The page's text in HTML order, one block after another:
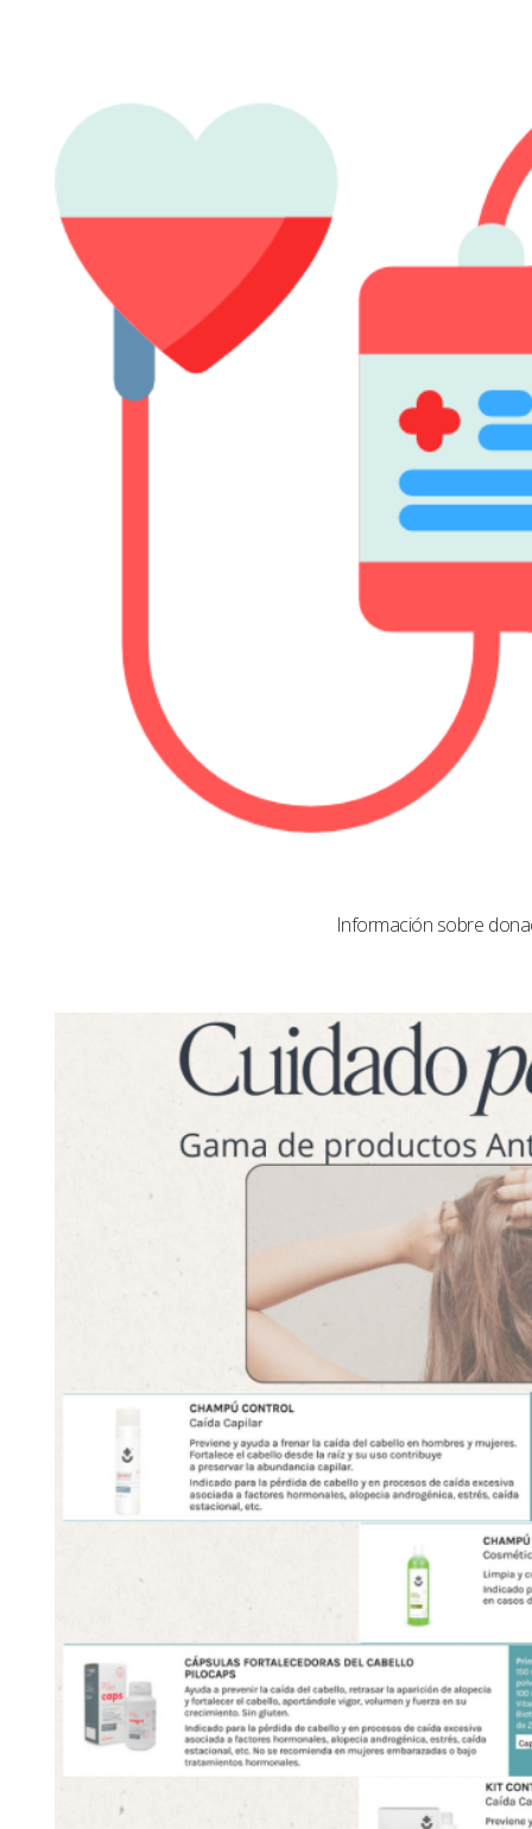
Información sobre